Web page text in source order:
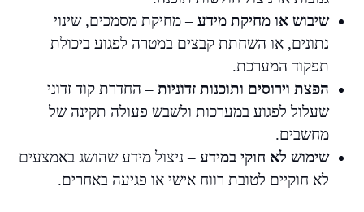
שיבוש או מחיקת מידע – מחיקת מסמכים, שינוי
נתונים, או השחתת קבצים במטרה לפגוע ביכולת
תפקוד המערכת.
הפצת וירוסים ותוכנות זדוניות – החדרת קוד זדוני
שעלול לפגוע במערכות ולשבש פעולה תקינה של
מחשבים.
שימוש לא חוקי במידע – ניצול מידע שהושג באמצעים
לא חוקיים לטובת רווח אישי או פגיעה באחרים.